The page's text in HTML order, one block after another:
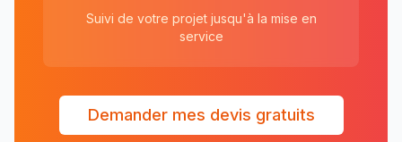
Suivi de votre projet jusqu'à la mise en
service
Demander mes devis gratuits